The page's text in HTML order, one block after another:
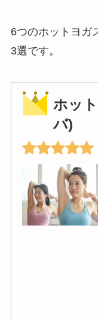
6つのホットヨガ
3選です。
ホッ
バ)